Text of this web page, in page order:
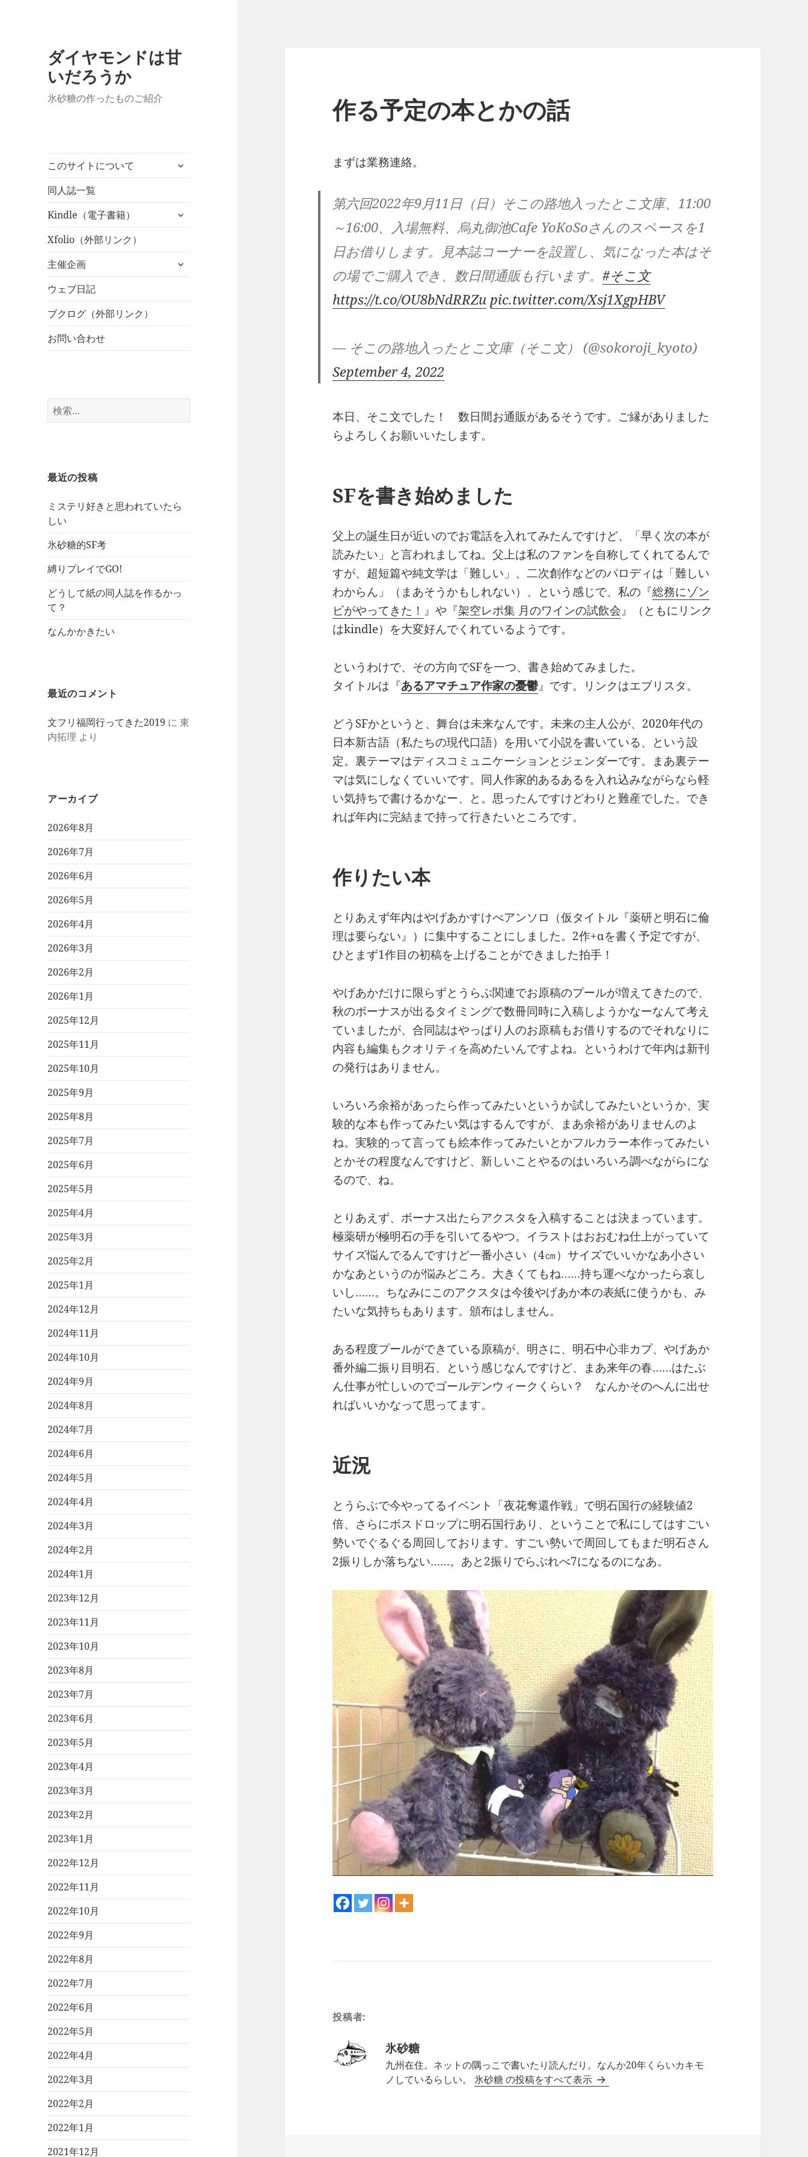
ダイヤモンドは甘
いだろうか
氷砂糖の作ったものご紹介
このサイトについて
サ
ュ
同人誌一覧
Kindle（電子書籍）
サ
ュ
Xfolio（外部リンク）
主催企画
サ
ウェブ日記
ブクログ（外部リンク）
お問い合わせ
検
索:
最近の投稿
ミステリ好きと思われていたら
しい
氷砂糖的SF考
縛りプレイでGO!
どうして紙の同人誌を作るかっ
て？
なんかかきたい
最近のコメント
文フリ福岡行ってきた2019 に東
内拓理 より
アーカイブ
2026年8月
2026年7月
2026年6月
2026年5月
2026年4月
2026年3月
2026年2月
2026年1月
2025年12月
2025年11月
2025年10月
2025年9月
2025年8月
2025年7月
2025年6月
2025年5月
2025年4月
2025年3月
2025年2月
2025年1月
2024年12月
2024年11月
2024年10月
2024年9月
2024年8月
2024年7月
2024年6月
2024年5月
2024年4月
2024年3月
2024年2月
2024年1月
2023年12月
2023年11月
2023年10月
2023年8月
2023年7月
2023年6月
2023年5月
2023年4月
2023年3月
2023年2月
2023年1月
2022年12月
2022年11月
2022年10月
2022年9月
2022年8月
2022年7月
2022年6月
2022年5月
2022年4月
2022年3月
2022年2月
2022年1月
2021年12月
作る予定の本とかの話
まずは業務連絡。
第六回2022年9月11日（日）そこの路地入ったとこ文庫、11:00
～16:00、入場無料、烏丸御池Cafe YoKoSoさんのスペースを1
日お借りします。見本誌コーナーを設置し、気になった本はそ
の場でご購入でき、数日間通販も行います。#そこ文
https://t.co/OU8bNdRRZu pic.twitter.com/Xsj1XgpHBV
— そこの路地入ったとこ文庫（そこ文） (@sokoroji_kyoto)
September 4, 2022
本日、そこ文でした！ 数日間お通販があるそうです。ご縁がありました
らよろしくお願いいたします。
SFを書き始めました
父上の誕生日が近いのでお電話を入れてみたんですけど、「早く次の本が
読みたい」と言われましてね。父上は私のファンを自称してくれてるんで
すが、超短篇や純文学は「難しい」、二次創作などのパロディは「難しい
わからん」（まあそうかもしれない）、という感じで、私の『総務にゾン
ビがやってきた！ 』や『架空レポ集 月のワインの試飲会』（ともにリンク
はkindle）を大変好んでくれているようです。
というわけで、その方向でSFを一つ、書き始めてみました。
タイトルは『あるアマチュア作家の憂鬱』です。リンクはエブリスタ。
どうSFかというと、舞台は未来なんです。未来の主人公が、2020年代の
日本新古語（私たちの現代口語）を用いて小説を書いている、という設
定。裏テーマはディスコミュニケーションとジェンダーです。まあ裏テー
マは気にしなくていいです。同人作家的あるあるを入れ込みながらなら軽
い気持ちで書けるかなー、と。思ったんですけどわりと難産でした。でき
れば年内に完結まで持って行きたいところです。
作りたい本
とりあえず年内はやげあかすけべアンソロ（仮タイトル『薬研と明石に倫
理は要らない』）に集中することにしました。2作+αを書く予定ですが、
ひとまず1作目の初稿を上げることができました拍手！
やげあかだけに限らずとうらぶ関連でお原稿のプールが増えてきたので、
秋のボーナスが出るタイミングで数冊同時に入稿しようかなーなんて考え
ていましたが、合同誌はやっぱり人のお原稿もお借りするのでそれなりに
内容も編集もクオリティを高めたいんですよね。というわけで年内は新刊
の発行はありません。
いろいろ余裕があったら作ってみたいというか試してみたいというか、実
験的な本も作ってみたい気はするんですが、まあ余裕がありませんのよ
ね。実験的って言っても絵本作ってみたいとかフルカラー本作ってみたい
とかその程度なんですけど、新しいことやるのはいろいろ調べながらにな
るので、ね。
とりあえず、ボーナス出たらアクスタを入稿することは決まっています。
極薬研が極明石の手を引いてるやつ。イラストはおおむね仕上がっていて
サイズ悩んでるんですけど一番小さい（4㎝）サイズでいいかなあ小さい
かなあというのが悩みどころ。大きくてもね……持ち運べなかったら哀し
いし……。ちなみにこのアクスタは今後やげあか本の表紙に使うかも、み
たいな気持ちもあります。頒布はしません。
ある程度プールができている原稿が、明さに、明石中心非カプ、やげあか
番外編二振り目明石、という感じなんですけど、まあ来年の春……はたぶ
ん仕事が忙しいのでゴールデンウィークくらい？ なんかそのへんに出せ
ればいいかなって思ってます。
近況
とうらぶで今やってるイベント「夜花奪還作戦」で明石国行の経験値2
倍、さらにボスドロップに明石国行あり、ということで私にしてはすごい
勢いでぐるぐる周回しております。すごい勢いで周回してもまだ明石さん
2振りしか落ちない……。あと2振りでらぶれべ7になるのになあ。
投稿者:
氷砂糖
九州在住。ネットの隅っこで書いたり読んだり。なんか20年くらいカキモ
ノしているらしい。氷砂糖 の投稿をすべて表示